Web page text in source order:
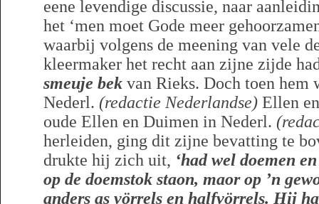
eene levendige discussie, naar
het ‘men moet Gode meer
waarbij volgens de meening van vele
kleermaker het recht aan zijne zijde
smeuje bek van Rieks. Doch toen hem
Nederl. (redactie Nederlandse) Ellen
oude Ellen en Duimen in Nederl.
herleiden, ging dit zijne bevatting te
drukte hij zich uit, ‘had wel doemen
op de doemstok staon, maor op ’n
anders as vörrels en halfvörrels. Hij